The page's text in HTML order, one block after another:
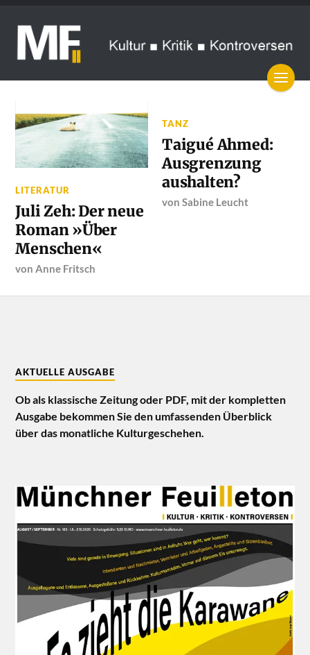
LITERATUR
Juli Zeh: Der neue
Roman »Über
Menschen«
von Anne Fritsch
TANZ
Taigué Ahmed:
Ausgrenzung
aushalten?
vonSabine Leucht
AKTUELLE AUSGABE
Ob als klassische Zeitung oder PDF, mit der kompletten
Ausgabe bekommen Sie den umfassenden Überblick
über das monatliche Kulturgeschehen.